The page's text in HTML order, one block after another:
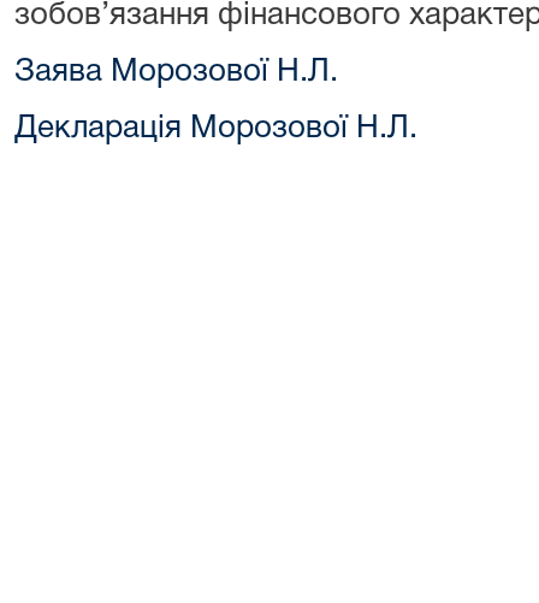
зобов’язання фінансового
Заява Морозової Н.Л.
Декларація Морозової Н.Л.